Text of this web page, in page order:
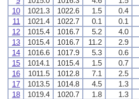
10
1021.3 1022.6 1.5 0.4
11
1021.4 1022.7 0.1 0.1
12
1015.4 1016.7 5.2 4.0
13
1015.4 1016.7 11.2 2.9
14
1016.6 1017.9 5.3 0.6
15
1014.1 1015.4 1.5 0.7
16
1011.5 1012.8 7.1 2.5
17
1013.5 1014.8 4.5 1.3
18
1019.4 1020.7 1.8 1.3